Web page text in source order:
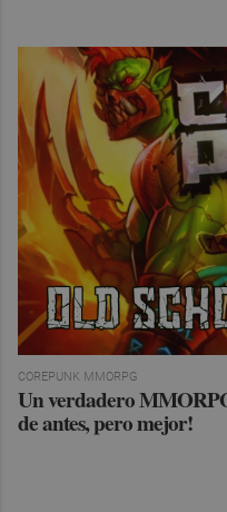
COREPUNK MMORPG
Un verdadero
de antes, pero mejor!